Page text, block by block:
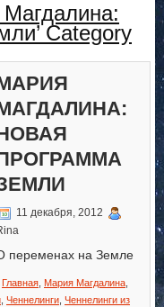
Category
11 декабря, 2012
переменах на Земле
Главная Мария Магдалина
Ченнелинги Ченнелинги из